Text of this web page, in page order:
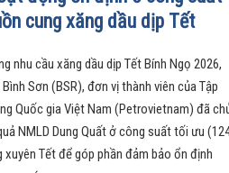
cung xăng dầu dịp Tết
nhu cầu xăng dầu dịp Tết Bính Ngọ 2026,
Sơn (BSR), đơn vị thành viên của Tập
Quốc gia Việt Nam (Petrovietnam) đã
NMLD Dung Quất ở công suất tối ưu
Tết để góp phần đảm bảo ổn định